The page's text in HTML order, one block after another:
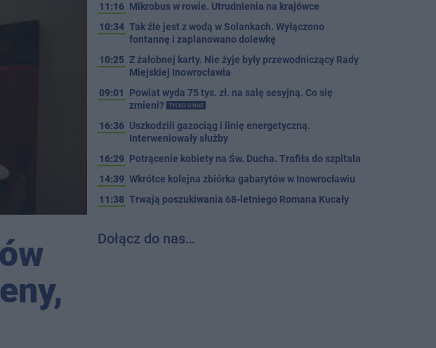
11:16 Mikrobus w rowie. Utrudnienia na krajówce
10:34 Tak źle jest z wodą w Solankach. Wyłączono
fontannę i zaplanowano dolewkę
10:25 Z żałobnej karty. Nie żyje były przewodniczący Rady
Miejskiej Inowrocławia
09:01
Powiat wyda 75 tys. zł. na salę sesyjną. Co się
zmieni?
TYLKO U NAS
16:36 Uszkodzili gazociąg i linię energetyczną.
Interweniowały służby
16:29 Potrącenie kobiety na Św. Ducha. Trafiła do szpitala
14:39 Wkrótce kolejna zbiórka gabarytów w Inowrocławiu
11:38 Trwają poszukiwania 68-letniego Romana Kucały
Dołącz do nas…